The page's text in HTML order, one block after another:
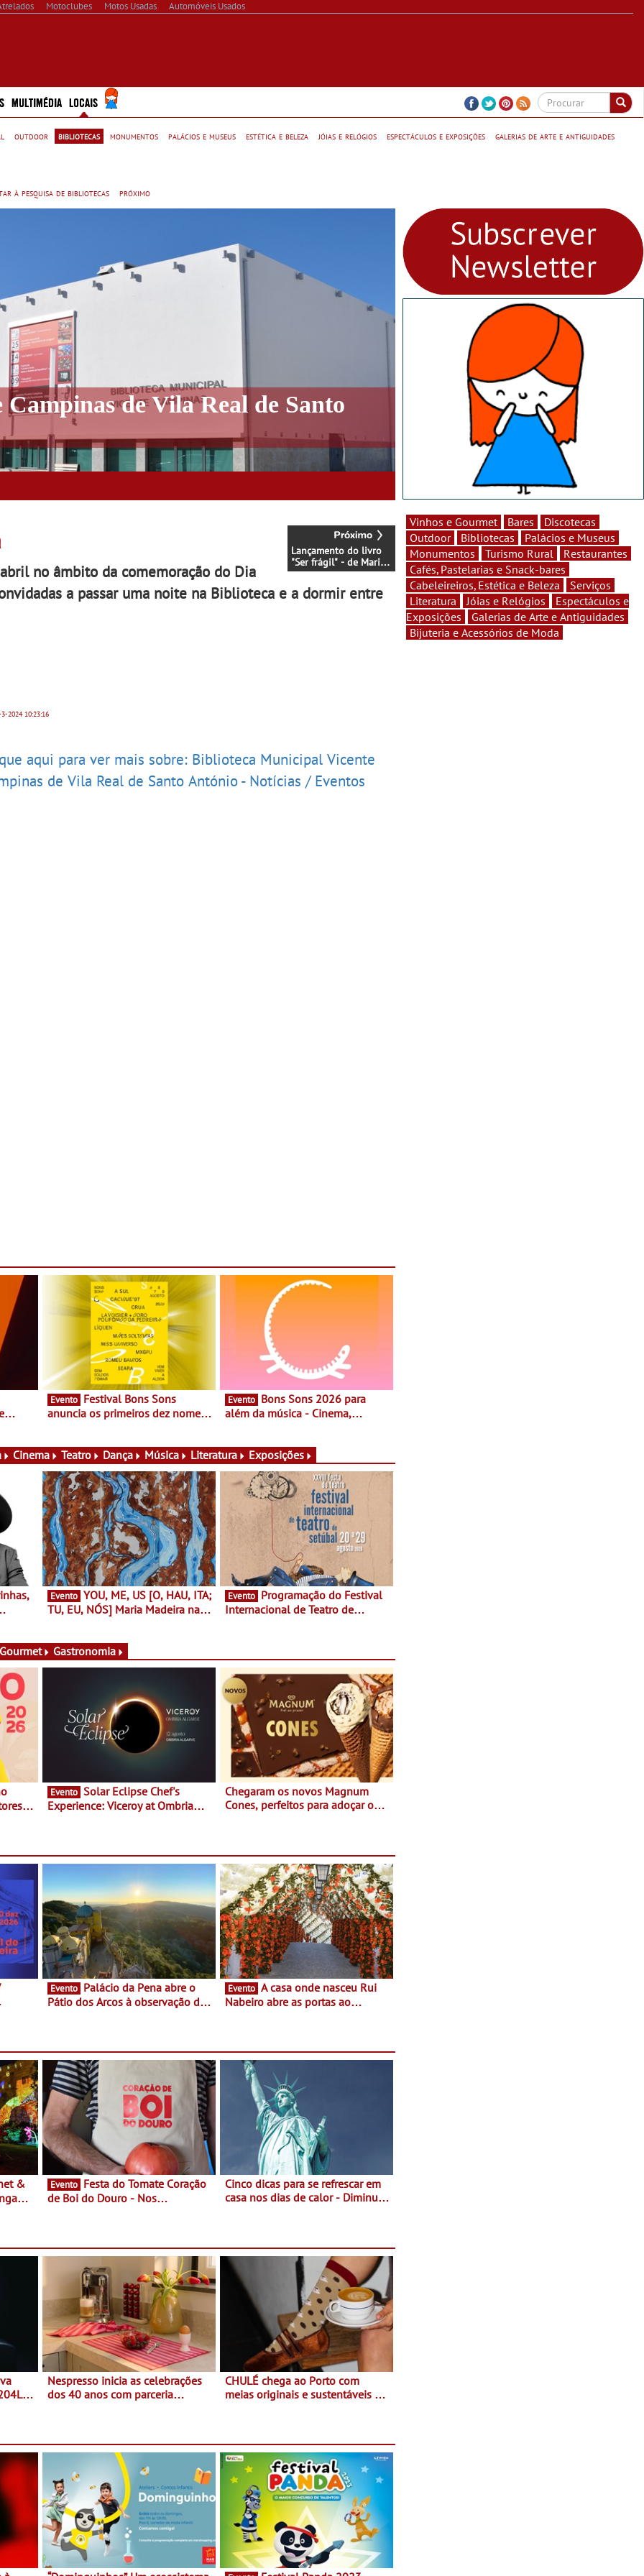
Motoclubes Motos Usadas Automóveis Usados
MULTIMÉDIA LOCAIS
outdoor bibliotecas monumentos palácios e museus estética e beleza jóias e relógios espectáculos e exposições
galerias de arte e antiguidades
à pesquisa de bibliotecas próximo
de Vila Real de Santo
Lançamento do livro
"Ser frágil" - de Maria
Luísa Currito
no âmbito da comemoração do Dia
a passar uma noite na Biblioteca e a dormir entre
202410:23:16
aqui para ver mais sobre: Biblioteca Municipal Vicente
de Vila Real de Santo António - Notícias / Eventos
Evento
anuncia os primeiros dez nomes
Evento
além da música - Cinema,
muito mais
Cinema Teatro Dança Música Literatura Exposições
Evento
TU, EU, NÓS] Maria Madeira na
Evento
Internacional de Teatro de
Gastronomia
Evento
Experience: Viceroy at Ombria
Chegaram os novos Magnum
Cones, perfeitos para adoçar o
Evento
Pátio dos Arcos à observação do
Evento
Nabeiro abre as portas ao
Evento
de Boi do Douro - Nos
Cinco dicas para se refrescar em
casa nos dias de calor - Diminuir
Nespresso inicia as celebrações
dos 40 anos com parceria
Torres Novas
CHULÉ chega ao Porto com
meias originais e sustentáveis - A
Vinhos e Gourmet Bares
Discotecas
Outdoor
Bibliotecas
Palácios e Museus
Monumentos
Turismo Rural
Restaurantes
Cafés, Pastelarias e Snack-bares
Cabeleireiros, Estética e Beleza
Serviços
Literatura
Jóias e Relógios
Espectáculos e
Exposições
Galerias de Arte e Antiguidades
Bijuteria e Acessórios de Moda